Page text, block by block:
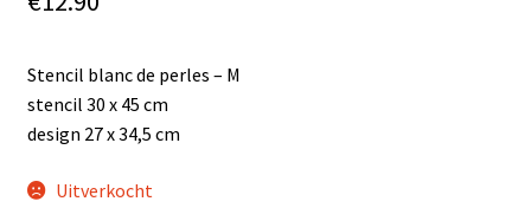
Stencil blanc de perles – M
stencil 30 x 45 cm
design 27 x 34,5 cm
Uitverkocht